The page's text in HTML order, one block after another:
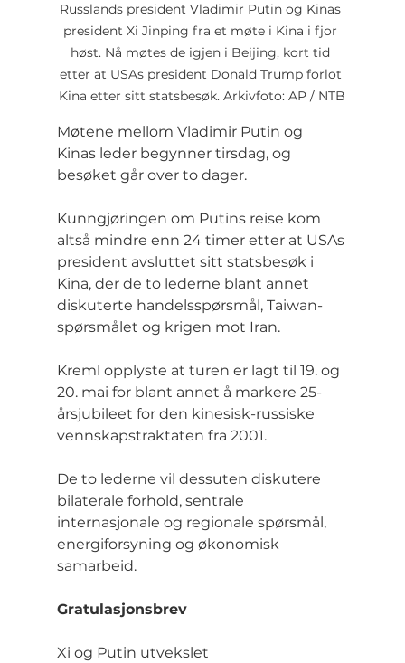
Russlands president Vladimir Putin og Kinas
president Xi Jinping fra et møte i Kina i fjor
høst. Nå møtes de igjen i Beijing, kort tid
etter at USAs president Donald Trump forlot
Kina etter sitt statsbesøk. Arkivfoto: AP / NTB
Møtene mellom Vladimir Putin og
Kinas leder begynner tirsdag, og
besøket går over to dager.
Kunngjøringen om Putins reise kom
altså mindre enn 24 timer etter at USAs
president avsluttet sitt statsbesøk i
Kina, der de to lederne blant annet
diskuterte handelsspørsmål, Taiwan-
spørsmålet og krigen mot Iran.
Kreml opplyste at turen er lagt til 19. og
20. mai for blant annet å markere 25-
årsjubileet for den kinesisk-russiske
vennskapstraktaten fra 2001.
De to lederne vil dessuten diskutere
bilaterale forhold, sentrale
internasjonale og regionale spørsmål,
energiforsyning og økonomisk
samarbeid.
Gratulasjonsbrev
Xi og Putin utvekslet